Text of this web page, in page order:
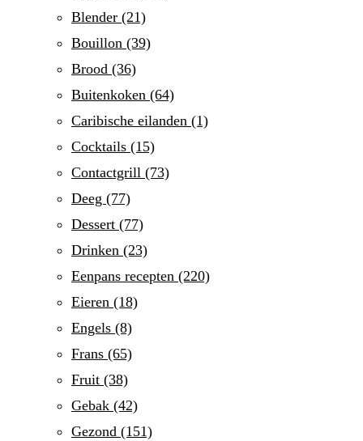
Blender (21)
Bouillon (39)
Brood (36)
Buitenkoken (64)
Caribische eilanden (1)
Cocktails (15)
Contactgrill (73)
Deeg (77)
Dessert (77)
Drinken (23)
Eenpans recepten (220)
Eieren (18)
Engels (8)
Frans (65)
Fruit (38)
Gebak (42)
Gezond (151)